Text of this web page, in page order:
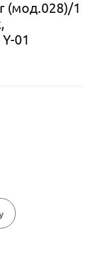
(мод.028)/1
01